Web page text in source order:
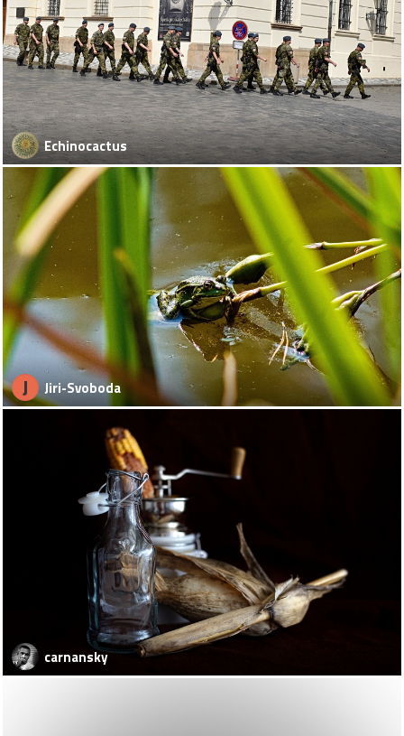
Echinocactus
J Jiri-Svoboda
carnansky